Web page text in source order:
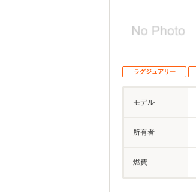
ラグジュアリー
モデル
所有者
燃費